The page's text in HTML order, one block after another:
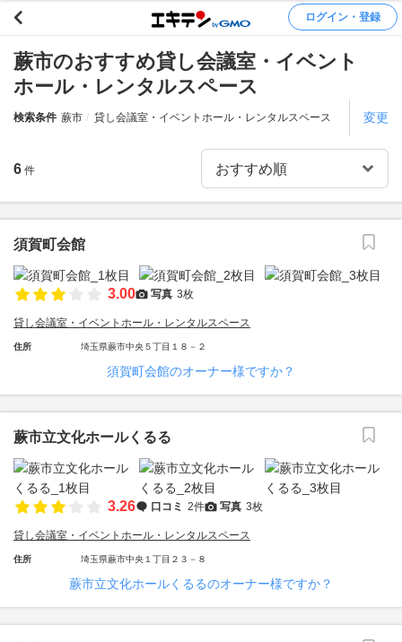
ログイン・登録
蕨市のおすすめ貸し会議室・イベント
ホール・レンタルスペース
検索条件 蕨市 貸し会議室・イベントホール・レンタルスペース 変更
6 件
須賀町会館
3.00 写真 3枚
貸し会議室・イベントホール・レンタルスペース
住所 埼玉県蕨市中央５丁目１８－２
須賀町会館のオーナー様ですか？
蕨市立文化ホールくるる
3.26 口コミ 2件 写真 3枚
貸し会議室・イベントホール・レンタルスペース
住所 埼玉県蕨市中央１丁目２３－８
蕨市立文化ホールくるるのオーナー様ですか？